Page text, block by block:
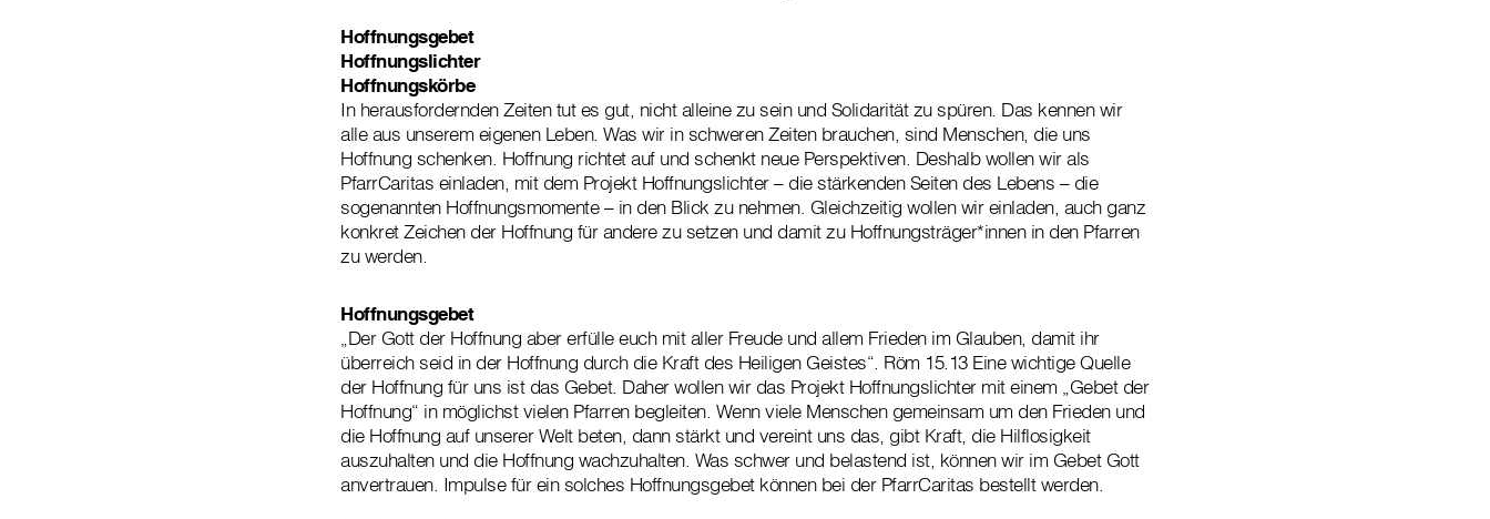
Hoffnungsgebet
Hoffnungslichter
Hoffnungskörbe
In herausfordernden Zeiten tut es gut, nicht alleine zu sein und Solidarität zu spüren. Das kennen wir
alle aus unserem eigenen Leben. Was wir in schweren Zeiten brauchen, sind Menschen, die uns
Hoffnung schenken. Hoffnung richtet auf und schenkt neue Perspektiven. Deshalb wollen wir als
PfarrCaritas einladen, mit dem Projekt Hoffnungslichter – die stärkenden Seiten des Lebens – die
sogenannten Hoffnungsmomente – in den Blick zu nehmen. Gleichzeitig wollen wir einladen, auch ganz
konkret Zeichen der Hoffnung für andere zu setzen und damit zu Hoffnungsträger*innen in den Pfarren
zu werden.
Hoffnungsgebet
„Der Gott der Hoffnung aber erfülle euch mit aller Freude und allem Frieden im Glauben, damit ihr
überreich seid in der Hoffnung durch die Kraft des Heiligen Geistes“. Röm 15.13 Eine wichtige Quelle
der Hoffnung für uns ist das Gebet. Daher wollen wir das Projekt Hoffnungslichter mit einem „Gebet der
Hoffnung“ in möglichst vielen Pfarren begleiten. Wenn viele Menschen gemeinsam um den Frieden und
die Hoffnung auf unserer Welt beten, dann stärkt und vereint uns das, gibt Kraft, die Hilflosigkeit
auszuhalten und die Hoffnung wachzuhalten. Was schwer und belastend ist, können wir im Gebet Gott
anvertrauen. Impulse für ein solches Hoffnungsgebet können bei der PfarrCaritas bestellt werden.